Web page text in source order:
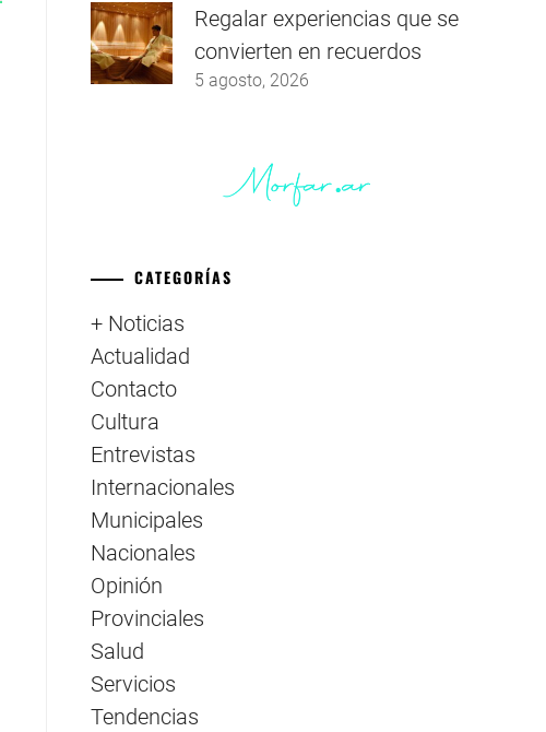
Regalar experiencias que se
convierten en recuerdos
5 agosto, 2026
CATEGORÍAS
+ Noticias
Actualidad
Contacto
Cultura
Entrevistas
Internacionales
Municipales
Nacionales
Opinión
Provinciales
Salud
Servicios
Tendencias